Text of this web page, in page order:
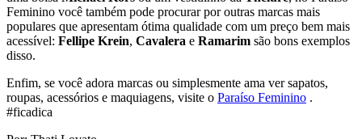
Feminino você também pode procurar por outras marcas mais
populares que apresentam ótima qualidade com um preço bem mais
acessível: Fellipe Krein, Cavalera e Ramarim são bons exemplos
disso.
Enfim, se você adora marcas ou simplesmente ama ver sapatos,
roupas, acessórios e maquiagens, visite o Paraíso Feminino .
#ficadica